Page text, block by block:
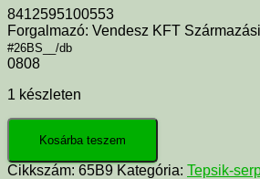
8412595100553
Forgalmazó: Vendesz KFT
#26BS__/db
0808
1 készleten
Kosárba teszem
Cikkszám: 65B9 Kategória: Tepsik-